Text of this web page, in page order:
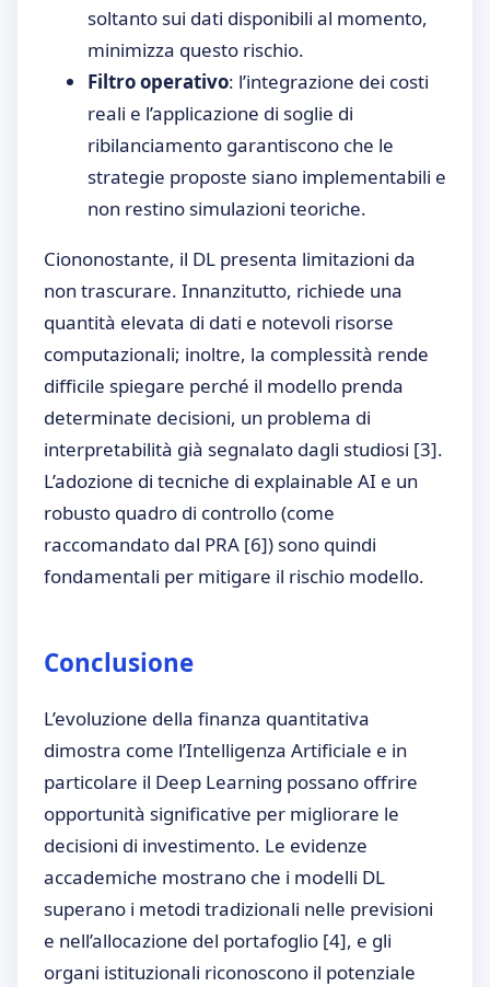
soltanto sui dati disponibili al momento,
minimizza questo rischio.
Filtro operativo: l’integrazione dei costi
reali e l’applicazione di soglie di
ribilanciamento garantiscono che le
strategie proposte siano implementabili e
non restino simulazioni teoriche.
Ciononostante, il DL presenta limitazioni da
non trascurare. Innanzitutto, richiede una
quantità elevata di dati e notevoli risorse
computazionali; inoltre, la complessità rende
difficile spiegare perché il modello prenda
determinate decisioni, un problema di
interpretabilità già segnalato dagli studiosi [3].
L’adozione di tecniche di explainable AI e un
robusto quadro di controllo (come
raccomandato dal PRA [6]) sono quindi
fondamentali per mitigare il rischio modello.
Conclusione
L’evoluzione della finanza quantitativa
dimostra come l’Intelligenza Artificiale e in
particolare il Deep Learning possano offrire
opportunità significative per migliorare le
decisioni di investimento. Le evidenze
accademiche mostrano che i modelli DL
superano i metodi tradizionali nelle previsioni
e nell’allocazione del portafoglio [4], e gli
organi istituzionali riconoscono il potenziale